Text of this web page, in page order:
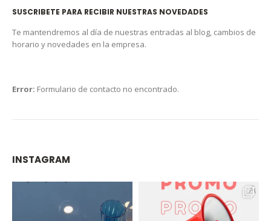
SUSCRIBETE PARA RECIBIR NUESTRAS NOVEDADES
Te mantendremos al día de nuestras entradas al blog, cambios de
horario y novedades en la empresa.
Error: Formulario de contacto no encontrado.
INSTAGRAM